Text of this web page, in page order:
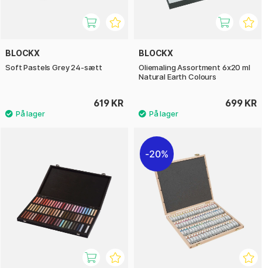
BLOCKX
Soft Pastels Grey 24-sætt
619 KR
BLOCKX
Oliemaling Assortment 6x20 ml
Natural Earth Colours
699 KR
20%